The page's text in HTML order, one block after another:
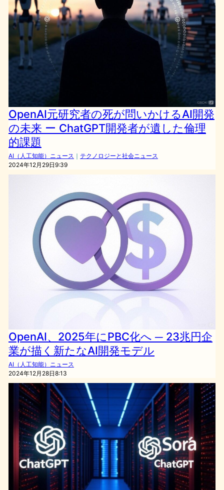
OpenAI元研究者の死が問いかけるAI開発
の未来 ー ChatGPT開発者が遺した倫理
的課題
AI（人工知能）ニュース ｜ テクノロジーと社会ニュース
2024年12月29日9:39
OpenAI、2025年にPBC化へ ─ 23兆円企
業が描く新たなAI開発モデル
AI（人工知能）ニュース
2024年12月28日8:13